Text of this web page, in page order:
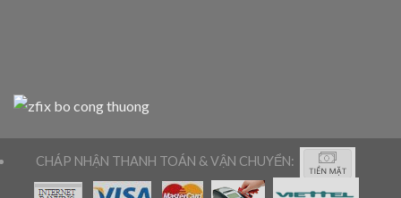
CHÁP NHẬN THANH TOÁN & VẬN CHUYỂN: